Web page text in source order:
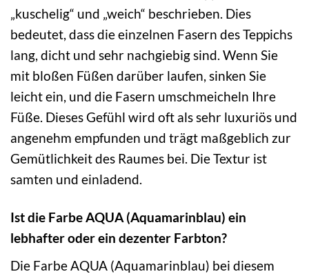
„kuschelig“ und „weich“ beschrieben. Dies
bedeutet, dass die einzelnen Fasern des Teppichs
lang, dicht und sehr nachgiebig sind. Wenn Sie
mit bloßen Füßen darüber laufen, sinken Sie
leicht ein, und die Fasern umschmeicheln Ihre
Füße. Dieses Gefühl wird oft als sehr luxuriös und
angenehm empfunden und trägt maßgeblich zur
Gemütlichkeit des Raumes bei. Die Textur ist
samten und einladend.
Ist die Farbe AQUA (Aquamarinblau) ein
lebhafter oder ein dezenter Farbton?
Die Farbe AQUA (Aquamarinblau) bei diesem